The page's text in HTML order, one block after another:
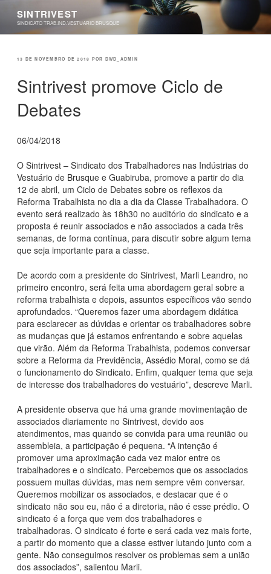
Pular
SINTRIVEST
SINDICATO TRAB.IND.VESTUARIO BRUSQUE
PUBLICADO
13 DE NOVEMBRO DE 2018 POR DWD_ADMIN
Sintrivest promove Ciclo de
Debates
06/04/2018
O Sintrivest – Sindicato dos Trabalhadores nas Indústrias do
Vestuário de Brusque e Guabiruba, promove a partir do dia
12 de abril, um Ciclo de Debates sobre os reflexos da
Reforma Trabalhista no dia a dia da Classe Trabalhadora. O
evento será realizado às 18h30 no auditório do sindicato e a
proposta é reunir associados e não associados a cada três
semanas, de forma contínua, para discutir sobre algum tema
que seja importante para a classe.
De acordo com a presidente do Sintrivest, Marli Leandro, no
primeiro encontro, será feita uma abordagem geral sobre a
reforma trabalhista e depois, assuntos específicos vão sendo
aprofundados. “Queremos fazer uma abordagem didática
para esclarecer as dúvidas e orientar os trabalhadores sobre
as mudanças que já estamos enfrentando e sobre aquelas
que virão. Além da Reforma Trabalhista, podemos conversar
sobre a Reforma da Previdência, Assédio Moral, como se dá
o funcionamento do Sindicato. Enfim, qualquer tema que seja
de interesse dos trabalhadores do vestuário”, descreve Marli.
A presidente observa que há uma grande movimentação de
associados diariamente no Sintrivest, devido aos
atendimentos, mas quando se convida para uma reunião ou
assembleia, a participação é pequena. “A intenção é
promover uma aproximação cada vez maior entre os
trabalhadores e o sindicato. Percebemos que os associados
possuem muitas dúvidas, mas nem sempre vêm conversar.
Queremos mobilizar os associados, e destacar que é o
sindicato não sou eu, não é a diretoria, não é esse prédio. O
sindicato é a força que vem dos trabalhadores e
trabalhadoras. O sindicato é forte e será cada vez mais forte,
a partir do momento que a classe estiver lutando junto com a
gente. Não conseguimos resolver os problemas sem a união
dos associados”, salientou Marli.